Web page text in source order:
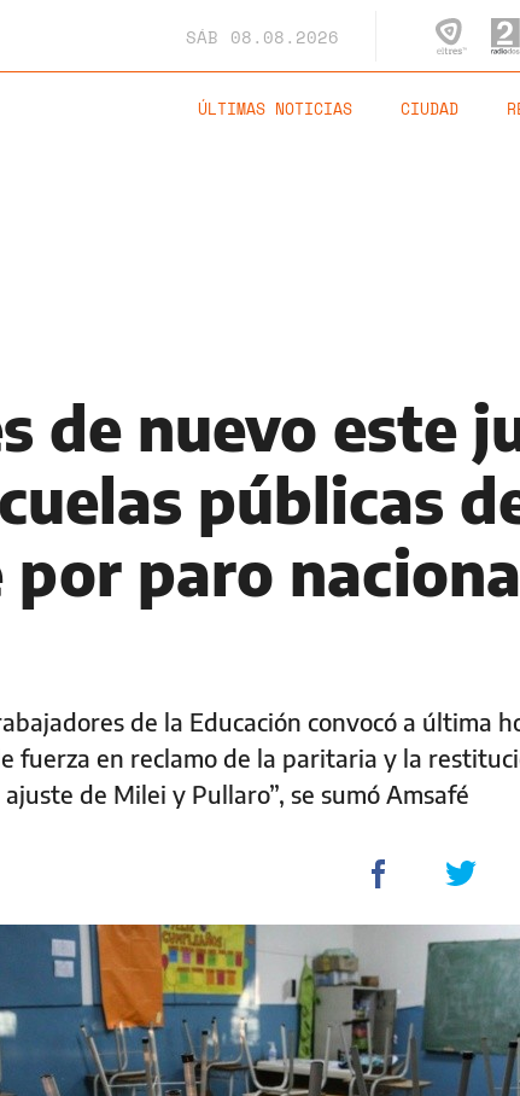
SÁB 08.08.2026
ÚLTIMAS NOTICIAS CIUDAD
de nuevo este
públicas
por paro
de la Educación convocó a última
fuerza en reclamo de la paritaria y la
de Milei y Pullaro”, se sumó Amsafé